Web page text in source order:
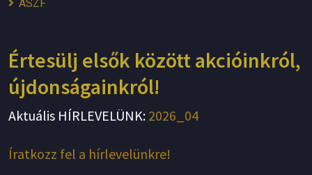
ASZF
Értesülj elsők között akcióinkról,
újdonságainkról!
Aktuális HÍRLEVELÜNK: 2026_04
Íratkozz fel a hírlevelünkre!